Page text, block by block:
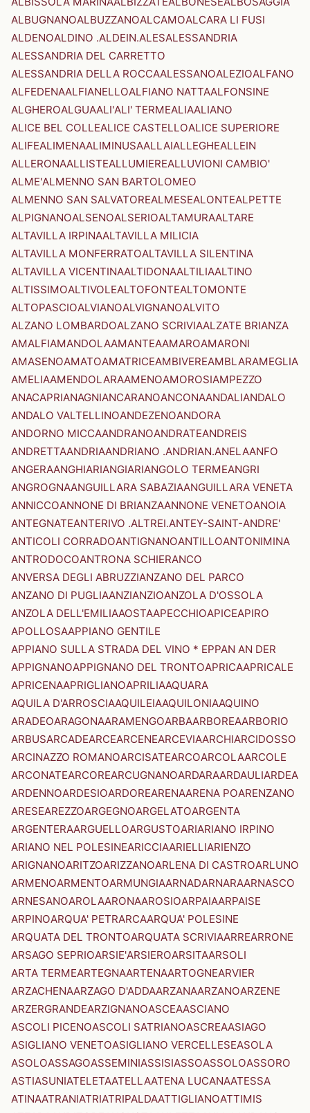
ALBUGNANOALBUZZANOALCAMOALCARA LI FUSI
ALDENOALDINO .ALDEIN.ALESALESSANDRIA
ALESSANDRIA DEL CARRETTO
ALESSANDRIA DELLA ROCCAALESSANOALEZIOALFANO
ALFEDENAALFIANELLOALFIANO NATTAALFONSINE
ALGHEROALGUAALI'ALI' TERMEALIAALIANO
ALICE BEL COLLEALICE CASTELLOALICE SUPERIORE
ALIFEALIMENAALIMINUSAALLAIALLEGHEALLEIN
ALLERONAALLISTEALLUMIEREALLUVIONI CAMBIO'
ALME'ALMENNO SAN BARTOLOMEO
ALMENNO SAN SALVATOREALMESEALONTEALPETTE
ALPIGNANOALSENOALSERIOALTAMURAALTARE
ALTAVILLA IRPINAALTAVILLA MILICIA
ALTAVILLA MONFERRATOALTAVILLA SILENTINA
ALTAVILLA VICENTINAALTIDONAALTILIAALTINO
ALTISSIMOALTIVOLEALTOFONTEALTOMONTE
ALTOPASCIOALVIANOALVIGNANOALVITO
ALZANO LOMBARDOALZANO SCRIVIAALZATE BRIANZA
AMALFIAMANDOLAAMANTEAAMAROAMARONI
AMASENOAMATOAMATRICEAMBIVEREAMBLARAMEGLIA
AMELIAAMENDOLARAAMENOAMOROSIAMPEZZO
ANACAPRIANAGNIANCARANOANCONAANDALIANDALO
ANDALO VALTELLINOANDEZENOANDORA
ANDORNO MICCAANDRANOANDRATEANDREIS
ANDRETTAANDRIAANDRIANO .ANDRIAN.ANELAANFO
ANGERAANGHIARIANGIARIANGOLO TERMEANGRI
ANGROGNAANGUILLARA SABAZIAANGUILLARA VENETA
ANNICCOANNONE DI BRIANZAANNONE VENETOANOIA
ANTEGNATEANTERIVO .ALTREI.ANTEY-SAINT-ANDRE'
ANTICOLI CORRADOANTIGNANOANTILLOANTONIMINA
ANTRODOCOANTRONA SCHIERANCO
ANVERSA DEGLI ABRUZZIANZANO DEL PARCO
ANZANO DI PUGLIAANZIANZIOANZOLA D'OSSOLA
ANZOLA DELL'EMILIAAOSTAAPECCHIOAPICEAPIRO
APOLLOSAAPPIANO GENTILE
APPIANO SULLA STRADA DEL VINO * EPPAN AN DER
APPIGNANOAPPIGNANO DEL TRONTOAPRICAAPRICALE
APRICENAAPRIGLIANOAPRILIAAQUARA
AQUILA D'ARROSCIAAQUILEIAAQUILONIAAQUINO
ARADEOARAGONAARAMENGOARBAARBOREAARBORIO
ARBUSARCADEARCEARCENEARCEVIAARCHIARCIDOSSO
ARCINAZZO ROMANOARCISATEARCOARCOLAARCOLE
ARCONATEARCOREARCUGNANOARDARAARDAULIARDEA
ARDENNOARDESIOARDOREARENAARENA POARENZANO
ARESEAREZZOARGEGNOARGELATOARGENTA
ARGENTERAARGUELLOARGUSTOARIARIANO IRPINO
ARIANO NEL POLESINEARICCIAARIELLIARIENZO
ARIGNANOARITZOARIZZANOARLENA DI CASTROARLUNO
ARMENOARMENTOARMUNGIAARNADARNARAARNASCO
ARNESANOAROLAARONAAROSIOARPAIAARPAISE
ARPINOARQUA' PETRARCAARQUA' POLESINE
ARQUATA DEL TRONTOARQUATA SCRIVIAARREARRONE
ARSAGO SEPRIOARSIE'ARSIEROARSITAARSOLI
ARTA TERMEARTEGNAARTENAARTOGNEARVIER
ARZACHENAARZAGO D'ADDAARZANAARZANOARZENE
ARZERGRANDEARZIGNANOASCEAASCIANO
ASCOLI PICENOASCOLI SATRIANOASCREAASIAGO
ASIGLIANO VENETOASIGLIANO VERCELLESEASOLA
ASOLOASSAGOASSEMINIASSISIASSOASSOLOASSORO
ASTIASUNIATELETAATELLAATENA LUCANAATESSA
ATINAATRANIATRIATRIPALDAATTIGLIANOATTIMIS